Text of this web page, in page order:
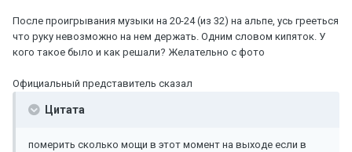
После проигрывания музыки на 20-24 (из 32) на альпе, усь грееться
что руку невозможно на нем держать. Одним словом кипяток. У
кого такое было и как решали? Желательно с фото
Официальный представитель сказал
Цитата
померить сколько мощи в этот момент на выходе если в